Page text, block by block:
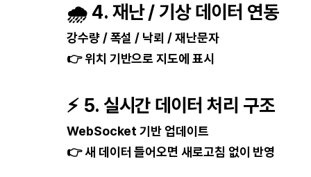
🌧 4. 재난 / 기상 데이터 연동
강수량 / 폭설 / 낙뢰 / 재난문자
👉 위치 기반으로 지도에 표시
⚡ 5. 실시간 데이터 처리 구조
WebSocket 기반 업데이트
👉 새 데이터 들어오면 새로고침 없이 반영